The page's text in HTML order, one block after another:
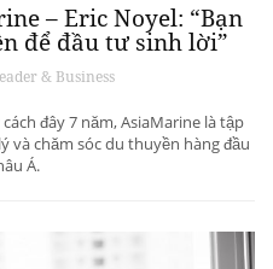
– Eric Noyel: “Bạn
để đầu tư sinh lời”
& Business
đây 7 năm, AsiaMarine là tập
và chăm sóc du thuyền hàng đầu
Á.